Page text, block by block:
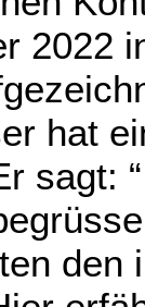
2022
hat
sagt:
den